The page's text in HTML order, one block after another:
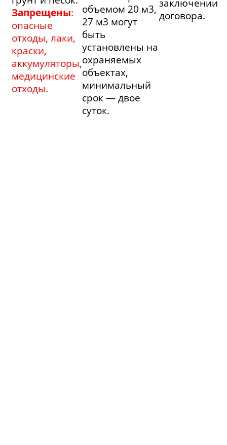
Запрещены:
опасные
отходы, лаки,
краски,
аккумуляторы,
медицинские
отходы.
объемом 20 м3,
27 м3 могут
быть
установлены на
охраняемых
объектах,
минимальный
срок — двое
суток.
заключении
договора.